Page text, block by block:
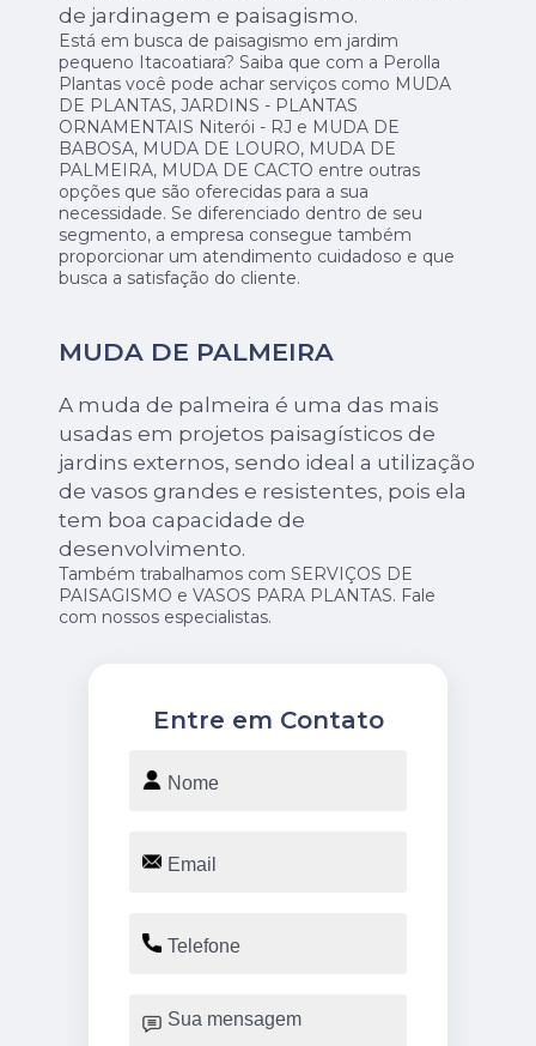
de jardinagem e paisagismo.
Está em busca de paisagismo em jardim
pequeno Itacoatiara? Saiba que com a Perolla
Plantas você pode achar serviços como MUDA
DE PLANTAS, JARDINS - PLANTAS
ORNAMENTAIS Niterói - RJ e MUDA DE
BABOSA, MUDA DE LOURO, MUDA DE
PALMEIRA, MUDA DE CACTO entre outras
opções que são oferecidas para a sua
necessidade. Se diferenciado dentro de seu
segmento, a empresa consegue também
proporcionar um atendimento cuidadoso e que
busca a satisfação do cliente.
MUDA DE PALMEIRA
A muda de palmeira é uma das mais
usadas em projetos paisagísticos de
jardins externos, sendo ideal a utilização
de vasos grandes e resistentes, pois ela
tem boa capacidade de
desenvolvimento.
Também trabalhamos com SERVIÇOS DE
PAISAGISMO e VASOS PARA PLANTAS. Fale
com nossos especialistas.
Entre em Contato